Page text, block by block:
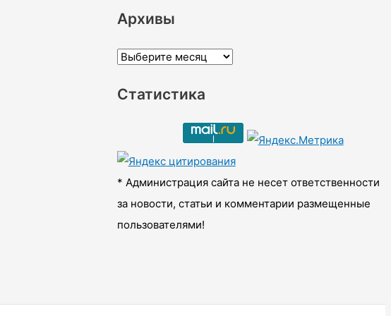
Архивы
А
х
ы
Статистика
* Администрация сайта не несет ответственности
за новости, статьи и комментарии размещенные
пользователями!